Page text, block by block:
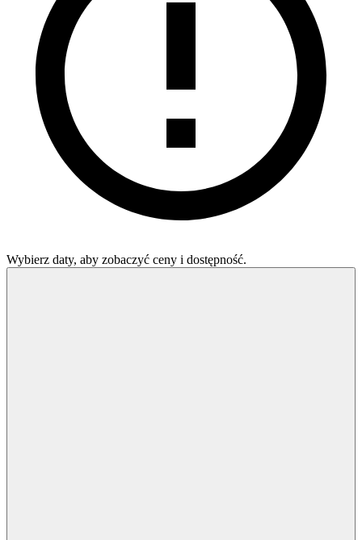
Wybierz daty, aby zobaczyć ceny i dostępność.